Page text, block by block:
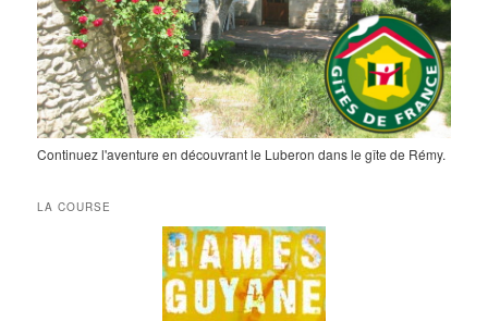
Continuez l'aventure en découvrant le Luberon dans le gîte de Rémy.
LA COURSE